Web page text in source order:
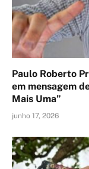
Paulo Roberto
em mensagem
Mais Uma”
junho 17, 2026